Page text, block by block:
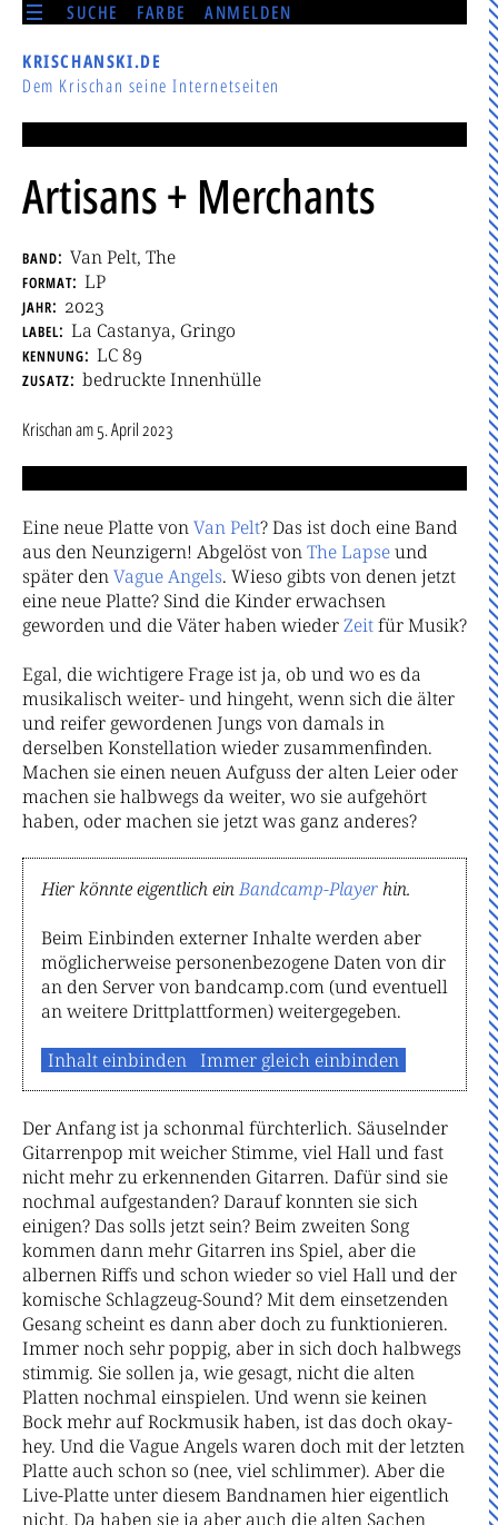
SUCHE FARBE ANMELDEN
KRISCHANSKI.DE
Dem Krischan seine Internetseiten
Artisans + Merchants
band Van Pelt, The
format LP
jahr 2023
label La Castanya, Gringo
kennung LC 89
zusatz bedruckte Innenhülle
Krischanam5. April 2023
Eine neue Platte vonVanPelt? Das ist doch eine Band
aus den Neunzigern! Abgelöst vonTheLapseund
später denVagueAngels. Wieso gibts von denen jetzt
eine neue Platte? Sind die Kinder erwachsen
geworden und die Väter haben wiederZeitfür Musik?
Egal, die wichtigere Frage ist ja, ob und wo es da
musikalisch weiter- und hingeht, wenn sich die älter
und reifer gewordenen Jungs von damals in
derselben Konstellation wieder zusammenfinden.
Machen sie einen neuen Aufguss der alten Leier oder
machen sie halbwegs da weiter, wo sie aufgehört
haben, oder machen sie jetzt was ganz anderes?
Hier könnte eigentlich einBandcamp-Playerhin.
Beim Einbinden externer Inhalte werden aber
möglicherweise personenbezogene Daten von dir
an den Server von bandcamp.com (und eventuell
an weitere Drittplattformen) weitergegeben.
Inhalt einbinden Immer gleich einbinden
Der Anfang ist ja schonmal fürchterlich. Säuselnder
Gitarrenpop mit weicher Stimme, viel Hall und fast
nicht mehr zu erkennenden Gitarren. Dafür sind sie
nochmal aufgestanden? Darauf konnten sie sich
einigen? Das solls jetzt sein? Beim zweiten Song
kommen dann mehr Gitarren ins Spiel, aber die
albernen Riffs und schon wieder so viel Hall und der
komische Schlagzeug-Sound? Mit dem einsetzenden
Gesang scheint es dann aber doch zu funktionieren.
Immer noch sehr poppig, aber in sich doch halbwegs
stimmig. Sie sollen ja, wie gesagt, nicht die alten
Platten nochmal einspielen. Und wenn sie keinen
Bock mehr auf Rockmusik haben, ist das doch okay-
hey. Und die Vague Angels waren doch mit der letzten
Platte auch schon so (nee, viel schlimmer). Aber die
Live-Platte unter diesem Bandnamen hier eigentlich
nicht. Da haben sie ja aber auch die alten Sachen